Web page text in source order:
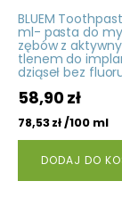
BLUEM
ml- pasta do
zębów z
tlenem do
dziąseł bez
58,90zł
78,53zł/100 ml
DODAJ DO